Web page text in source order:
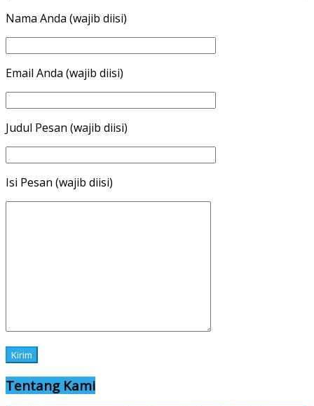
Nama Anda (wajib diisi)
Email Anda (wajib diisi)
Judul Pesan (wajib diisi)
Isi Pesan (wajib diisi)
Tentang Kami